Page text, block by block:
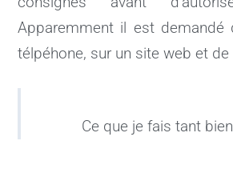
Apparemment il est demandé
télpéhone, sur un site web et de
Ce que je fais tant